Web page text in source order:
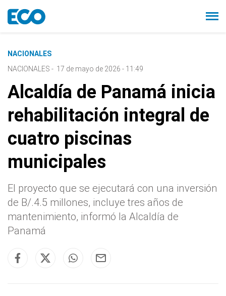
NACIONALES
NACIONALES - 17 de mayo de 2026 - 11:49
Alcaldía de Panamá inicia
rehabilitación integral de
cuatro piscinas
municipales
El proyecto que se ejecutará con una inversión
de B/.4.5 millones, incluye tres años de
mantenimiento, informó la Alcaldía de
Panamá